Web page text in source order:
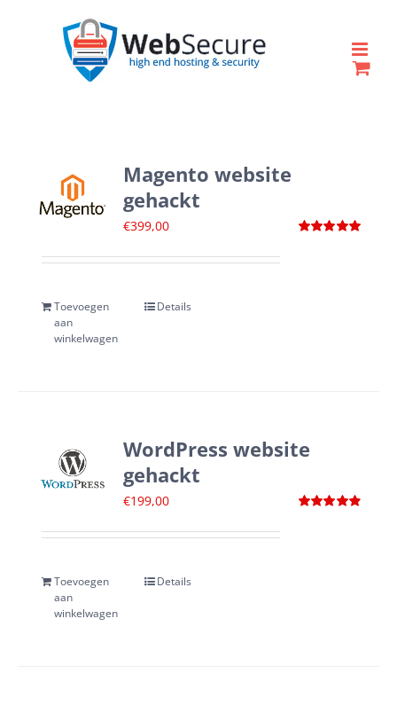
Magento website
gehackt
€399,00
Toevoegen
aan
winkelwagen
Details
WordPress website
gehackt
€199,00
Toevoegen
aan
winkelwagen
Details